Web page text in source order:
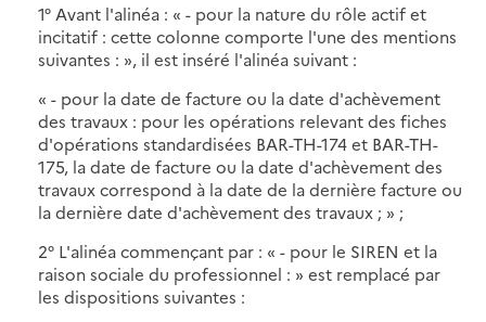
1° Avant l'alinéa : « - pour la nature du rôle actif et
incitatif : cette colonne comporte l'une des mentions
suivantes : », il est inséré l'alinéa suivant :
« - pour la date de facture ou la date d'achèvement
des travaux : pour les opérations relevant des fiches
d'opérations standardisées BAR-TH-174 et BAR-TH-
175, la date de facture ou la date d'achèvement des
travaux correspond à la date de la dernière facture ou
la dernière date d'achèvement des travaux ; » ;
2° L'alinéa commençant par : « - pour le SIREN et la
raison sociale du professionnel : » est remplacé par
les dispositions suivantes :